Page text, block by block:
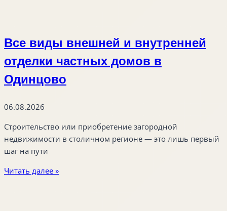
Все виды внешней и внутренней
отделки частных домов в
Одинцово
06.08.2026
Строительство или приобретение загородной
недвижимости в столичном регионе — это лишь первый
шаг на пути
Читать далее »